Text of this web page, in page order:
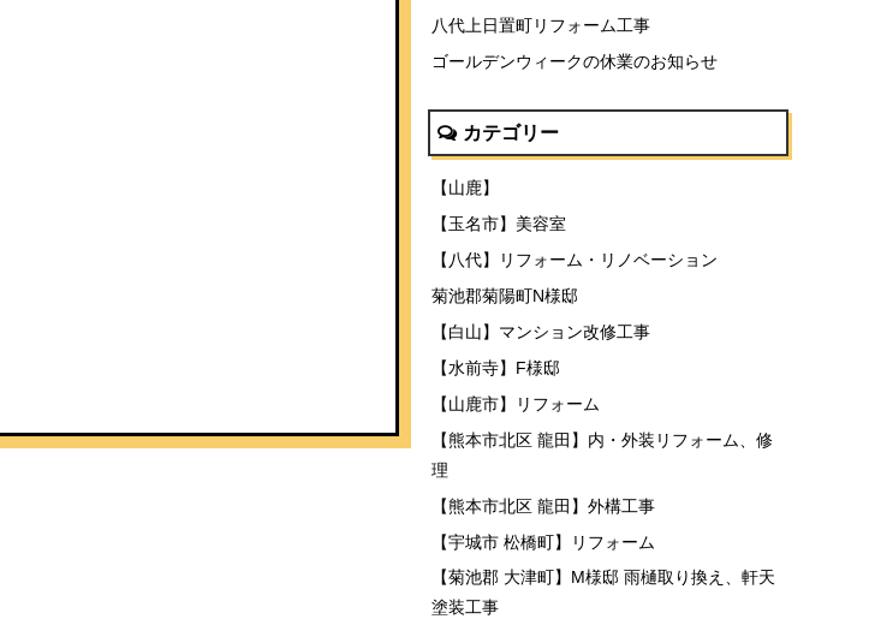
八代上日置町リフォーム工事
ゴールデンウィークの休業のお知らせ
カテゴリー
【山鹿】
【玉名市】美容室
【八代】リフォーム・リノベーション
菊池郡菊陽町N様邸
【白山】マンション改修工事
【水前寺】F様邸
【山鹿市】リフォーム
【熊本市北区 龍田】内・外装リフォーム、修
理
【熊本市北区 龍田】外構工事
【宇城市 松橋町】リフォーム
【菊池郡 大津町】M様邸 雨樋取り換え、軒天
塗装工事